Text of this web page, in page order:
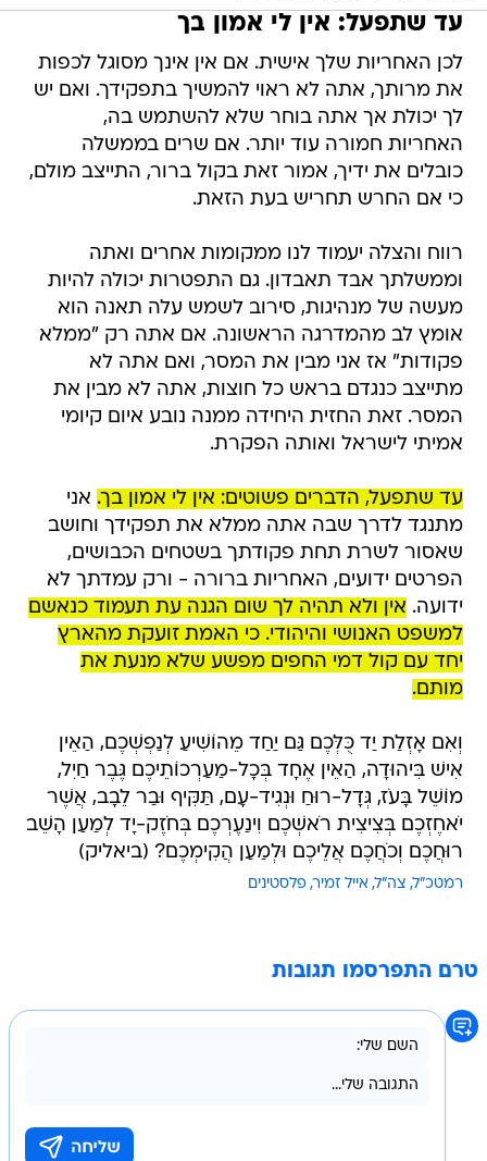
עד שתפעל: אין לי אמון בך
לכן האחריות שלך אישית. אם אין אינך מסוגל לכפות
את מרותך, אתה לא ראוי להמשיך בתפקידך. ואם יש
לך יכולת אך אתה בוחר שלא להשתמש בה,
האחריות חמורה עוד יותר. אם שרים בממשלה
כובלים את ידיך, אמור זאת בקול ברור, התייצב מולם,
כי אם החרש תחריש בעת הזאת.
רווח והצלה יעמוד לנו ממקומות אחרים ואתה
וממשלתך אבד תאבדון. גם התפטרות יכולה להיות
מעשה של מנהיגות, סירוב לשמש עלה תאנה הוא
אומץ לב מהמדרגה הראשונה. אם אתה רק "ממלא
פקודות" אז אני מבין את המסר, ואם אתה לא
מתייצב כנגדם בראש כל חוצות, אתה לא מבין את
המסר. זאת החזית היחידה ממנה נובע איום קיומי
אמיתי לישראל ואותה הפקרת.
עד שתפעל, הדברים פשוטים: אין לי אמון בך. אני
מתנגד לדרך שבה אתה ממלא את תפקידך וחושב
שאסור לשרת תחת פקודתך בשטחים הכבושים,
הפרטים ידועים, האחריות ברורה - ורק עמדתך לא
ידועה. אין ולא תהיה לך שום הגנה עת תעמוד כנאשם
למשפט האנושי והיהודי. כי האמת זועקת מהארץ
יחד עם קול דמי החפים מפשע שלא מנעת את
מותם.
וְאִם אָזְלַת יַד כֻּלְּכֶם גַּם יַחַד מֵהוֹשִׁיעַ לְנַפְשְׁכֶם, הַאֵין
אִישׁ בִּיהוּדָה, הַאֵין אֶחָד בְּכָל-מַעַרְכוֹתֵיכֶם גֶּבֶר חַיִל,
מוֹשֵׁל בָּעֹז, גְּדָל-רוּחַ וּנְגִיד-עָם, תַּקִּיף וּבַר לֵבָב, אֲשֶׁר
יֹאחֶזְכֶם בְּצִיצִית רֹאשְׁכֶם וִינַעֶרְכֶם בְּחֹזֶק-יָד לְמַעַן הָשֵׁב
רוּחֲכֶם וְכֹחֲכֶם אֲלֵיכֶם וּלְמַעַן הֲקִימְכֶם? (ביאליק)
רמטכ"ל צה"ל אייל זמיר פלסטינים
טרם התפרסמו תגובות